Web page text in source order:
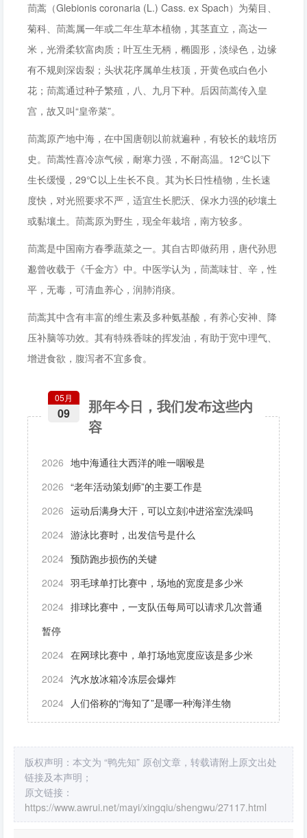
茼蒿（Glebionis coronaria (L.) Cass. ex Spach）为菊目、
菊科、茼蒿属一年或二年生草本植物，其茎直立，高达一
米，光滑柔软富肉质；叶互生无柄，椭圆形，淡绿色，边缘
有不规则深齿裂；头状花序属单生枝顶，开黄色或白色小
花；茼蒿通过种子繁殖，八、九月下种。后因茼蒿传入皇
宫，故又叫“皇帝菜”。
茼蒿原产地中海，在中国唐朝以前就遍种，有较长的栽培历
史。茼蒿性喜冷凉气候，耐寒力强，不耐高温。12℃以下
生长缓慢，29℃以上生长不良。其为长日性植物，生长速
度快，对光照要求不严，适宜生长肥沃、保水力强的砂壤土
或黏壤土。茼蒿原为野生，现全年栽培，南方较多。
茼蒿是中国南方春季蔬菜之一。其自古即做药用，唐代孙思
邈曾收载于《千金方》中。中医学认为，茼蒿味甘、辛，性
平，无毒，可清血养心，润肺消痰。
茼蒿其中含有丰富的维生素及多种氨基酸，有养心安神、降
压补脑等功效。其有特殊香味的挥发油，有助于宽中理气、
增进食欲，腹泻者不宜多食。
那年今日，我们发布这些内
容
05月
09
2026 地中海通往大西洋的唯一咽喉是
2026 “老年活动策划师”的主要工作是
2026 运动后满身大汗，可以立刻冲进浴室洗澡吗
2024 游泳比赛时，出发信号是什么
2024 预防跑步损伤的关键
2024 羽毛球单打比赛中，场地的宽度是多少米
2024 排球比赛中，一支队伍每局可以请求几次普通
暂停
2024 在网球比赛中，单打场地宽度应该是多少米
2024 汽水放冰箱冷冻层会爆炸
2024 人们俗称的“海知了”是哪一种海洋生物
版权声明：本文为 “鸭先知” 原创文章，转载请附上原文出处
链接及本声明；
原文链接：
https://www.awrui.net/mayi/xingqiu/shengwu/27117.html